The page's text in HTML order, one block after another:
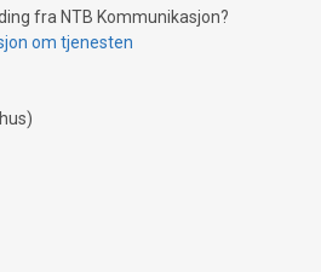
fra NTB Kommunikasjon?
om tjenesten